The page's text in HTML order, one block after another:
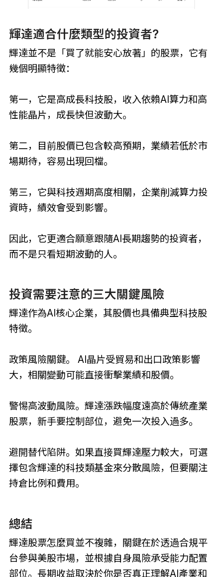
輝達適合什麼類型的投資者?
輝達並不是「買了就能安心放著」的股票，它有
幾個明顯特徵：
第一，它是高成長科技股，收入依賴AI算力和高
性能晶片，成長快但波動大。
第二，目前股價已包含較高預期，業績若低於市
場期待，容易出現回檔。
第三，它與科技週期高度相關，企業削減算力投
資時，績效會受到影響。
因此，它更適合願意跟隨AI長期趨勢的投資者，
而不是只看短期波動的人。
投資需要注意的三大關鍵風險
輝達作為AI核心企業，其股價也具備典型科技股
特徵。
政策風險關鍵。 AI晶片受貿易和出口政策影響
大，相關變動可能直接衝擊業績和股價。
警惕高波動風險。輝達漲跌幅度遠高於傳統產業
股票，新手要控制部位，避免一次投入過多。
避開替代陷阱。如果直接買輝達壓力較大，可選
擇包含輝達的科技類基金來分散風險，但要關注
持倉比例和費用。
總結
輝達股票怎麼買並不複雜，關鍵在於透過合規平
台參與美股市場，並根據自身風險承受能力配置
部位。長期收益取決於你是否真正理解AI產業和